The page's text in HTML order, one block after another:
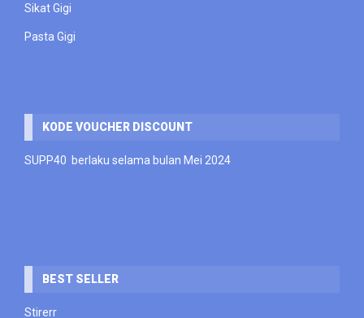
Sikat Gigi
Pasta Gigi
KODE VOUCHER DISCOUNT
SUPP40 berlaku selama bulan Mei 2024
BEST SELLER
Stirerr